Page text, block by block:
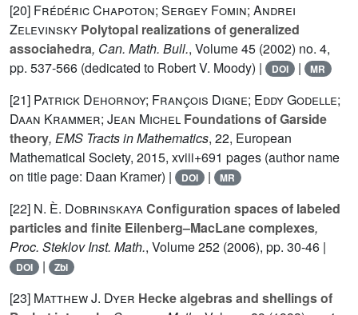
[20] Frédéric Chapoton; Sergey Fomin; Andrei
Zelevinsky Polytopal realizations of generalized
associahedra, Can. Math. Bull., Volume 45 (2002) no. 4,
pp. 537-566 (dedicated to Robert V. Moody) |
DOI | MR
[21] Patrick Dehornoy; François Digne; Eddy Godelle;
Daan Krammer; Jean Michel Foundations of Garside
theory, EMS Tracts in Mathematics, 22, European
Mathematical Society, 2015, xviii+691 pages (author name
on title page: Daan Kramer) |
DOI | MR
[22] N. È. DobrinskayaConfiguration spaces of labeled
particles and finite Eilenberg–MacLane complexes,
Proc. Steklov Inst. Math., Volume 252 (2006), pp. 30-46 |
DOI | Zbl
[23] Matthew J. Dyer Hecke algebras and shellings of